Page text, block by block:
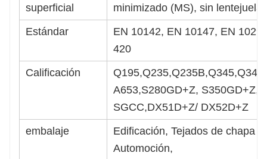
superficial
minimizado (MS), sin lentejuela
Estándar
EN 10142, EN 10147, EN
420
Calificación
A653,S280GD+Z,
SGCC,DX51D+Z/ DX52D+Z
embalaje
Edificación, Tejados de chapa
Automoción,